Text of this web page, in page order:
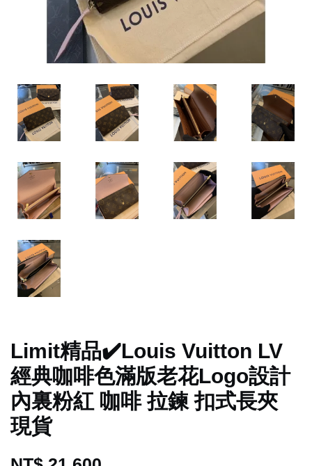
Limit精品✔️Louis Vuitton LV
經典咖啡色滿版老花Logo設計
內裏粉紅 咖啡 拉鍊 扣式長夾
現貨